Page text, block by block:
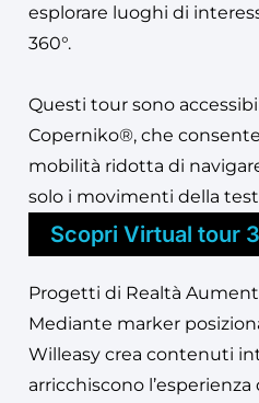
esplorare luoghi di
360°.
Questi tour sono
Coperniko®, che
mobilità ridotta di
solo i movimenti della
Scopri Virtual tour
Progetti di Realtà
Mediante marker
Willeasy crea contenuti
arricchiscono